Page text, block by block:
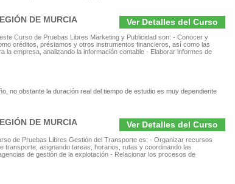
Ver Detalles del Curso
DE MURCIA
Curso de Pruebas Libres Marketing y Publicidad son: - Conocer y
créditos, préstamos y otros instrumentos financieros, así como las
empresa, analizando la información contable - Elaborar informes de
no obstante la duración real del tiempo de estudio es muy dependiente
Ver Detalles del Curso
DE MURCIA
de Pruebas Libres Gestión del Transporte es: - Organizar recursos
transporte, asignando tareas, horarios, rutas y coordinando las
de gestión de la explotación - Relacionar los procesos de